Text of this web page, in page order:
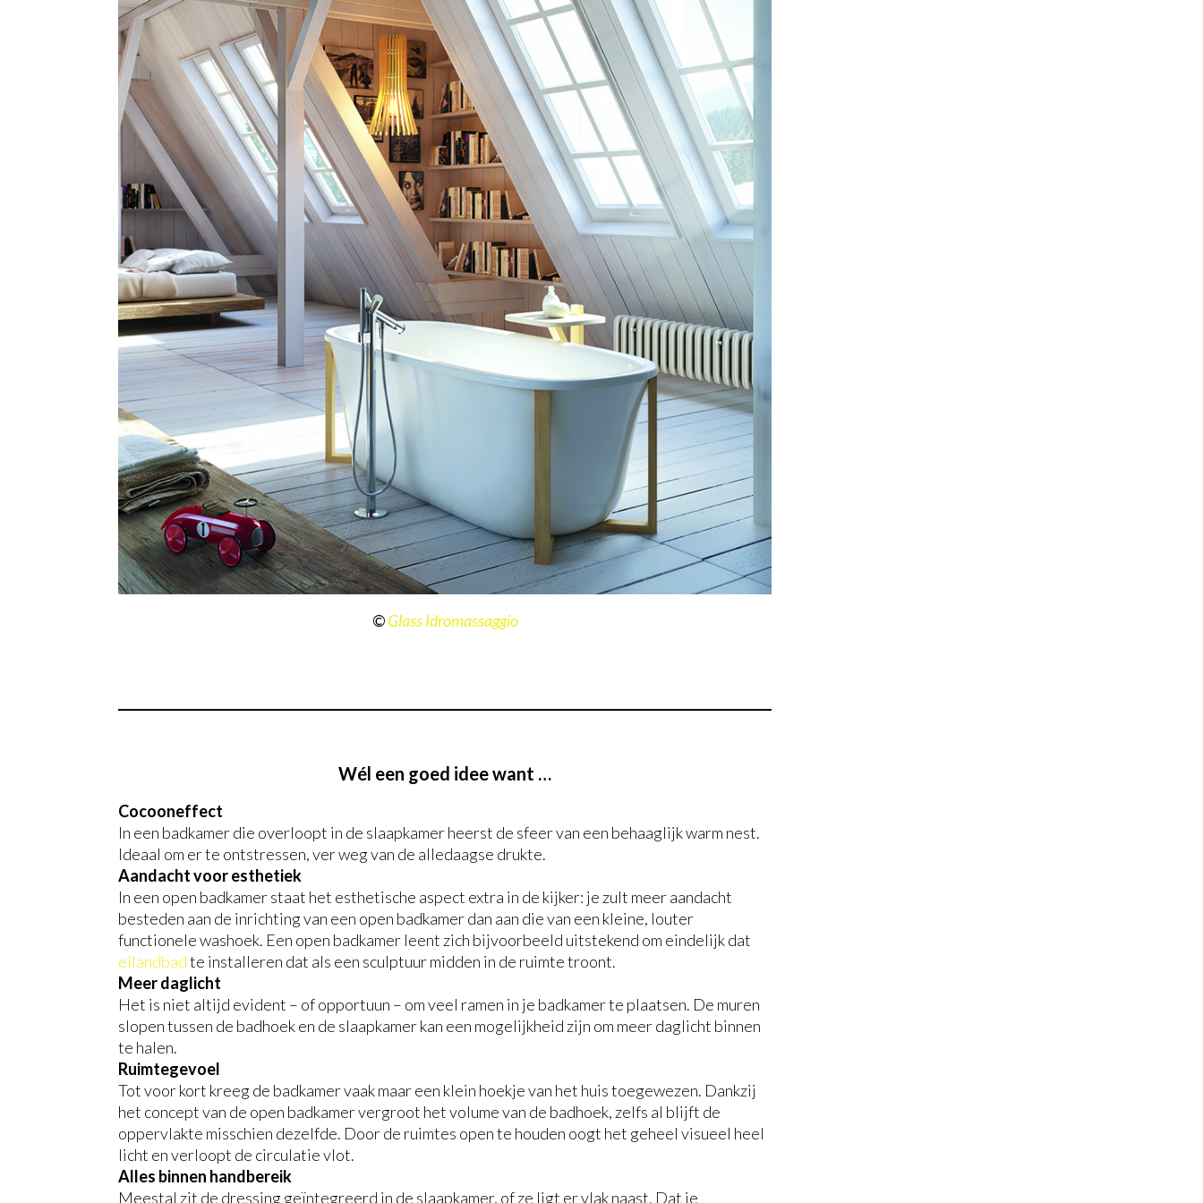
©Glass Idromassaggio
Wél een goed idee want …
Cocooneffect
In een badkamer die overloopt in de slaapkamer heerst de sfeer van een behaaglijk warm nest.
Ideaal om er te ontstressen, ver weg van de alledaagse drukte.
Aandacht voor esthetiek
In een open badkamer staat het esthetische aspect extra in de kijker: je zult meer aandacht
besteden aan de inrichting van een open badkamer dan aan die van een kleine, louter
functionele washoek. Een open badkamer leent zich bijvoorbeeld uitstekend om eindelijk dat
eilandbadte installeren dat als een sculptuur midden in de ruimte troont.
Meer daglicht
Het is niet altijd evident – of opportuun – om veel ramen in je badkamer te plaatsen. De muren
slopen tussen de badhoek en de slaapkamer kan een mogelijkheid zijn om meer daglicht binnen
te halen.
Ruimtegevoel
Tot voor kort kreeg de badkamer vaak maar een klein hoekje van het huis toegewezen. Dankzij
het concept van de open badkamer vergroot het volume van de badhoek, zelfs al blijft de
oppervlakte misschien dezelfde. Door de ruimtes open te houden oogt het geheel visueel heel
licht en verloopt de circulatie vlot.
Alles binnen handbereik
Meestal zit de dressing geïntegreerd in de slaapkamer, of ze ligt er vlak naast. Dat je